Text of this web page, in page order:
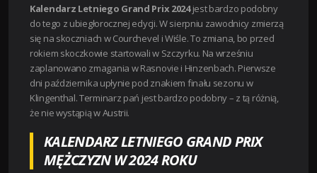
Kalendarz Letniego Grand Prix 2024jest bardzo podobny
do tego z ubiegłorocznej edycji. W sierpniu zawodnicy zmierzą
się na skoczniach w Courchevel i Wiśle. To zmiana, bo przed
rokiem skoczkowie startowali w Szczyrku. Na wrześniu
zaplanowano zmagania w Rasnovie i Hinzenbach. Pierwsze
dni października upłynie pod znakiem finału sezonu w
Klingenthal. Terminarz pań jest bardzo podobny – z tą różnią,
że nie wystąpią w Austrii.
KALENDARZ LETNIEGO GRAND PRIX
MĘŻCZYZN W 2024 ROKU